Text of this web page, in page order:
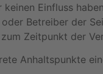
Einfluss
Betreiber der
Zeitpunkt der
Anhaltspunkte